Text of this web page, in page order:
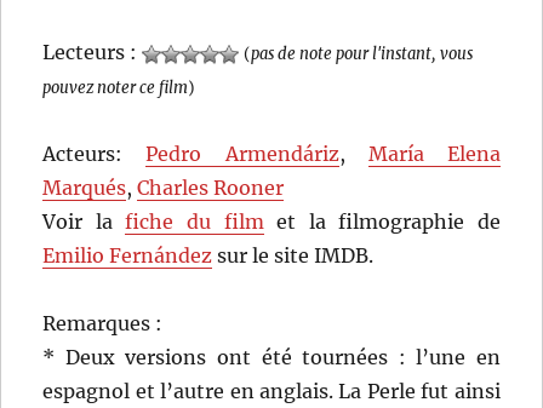
Lecteurs : (pas de note pour l'instant, vous
pouvez noter ce film)
Acteurs:Pedro Armendáriz, María Elena
Marqués,Charles Rooner
Voir lafiche du filmet la filmographie de
Emilio Fernández sur le site IMDB.
Remarques :
* Deux versions ont été tournées : l’une en
espagnol et l’autre en anglais. La Perle fut ainsi